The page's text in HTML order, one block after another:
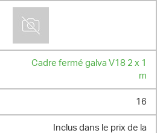
Cadre fermé galva V18 2 x 1
m
16
Inclus dans le prix de la